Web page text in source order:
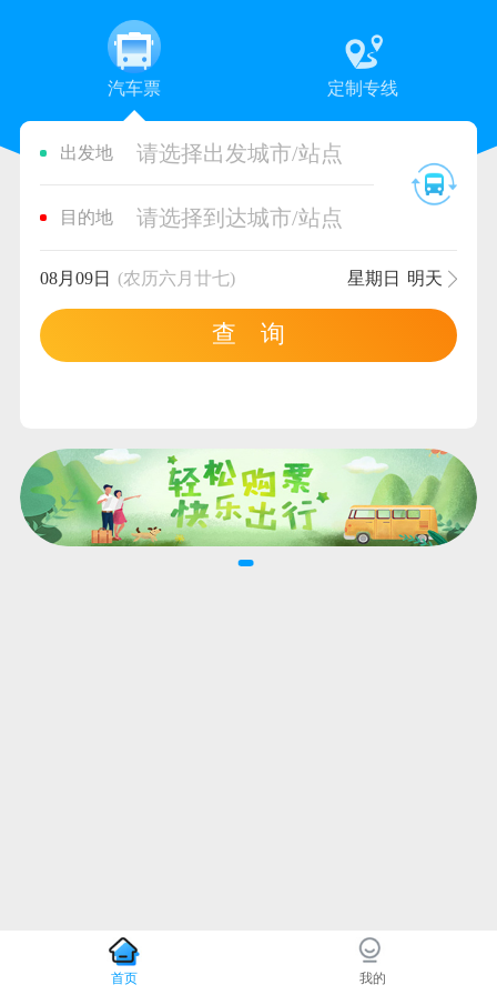
汽车票 定制专线
出发地 请选择出发城市/站点
目的地 请选择到达城市/站点
08月09日 (农历六月廿七) 星期日 明天
查 询
首页 我的